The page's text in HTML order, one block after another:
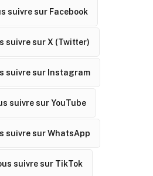
suivre sur Facebook
suivre sur X (Twitter)
suivre sur Instagram
suivre sur YouTube
suivre sur WhatsApp
suivre sur TikTok